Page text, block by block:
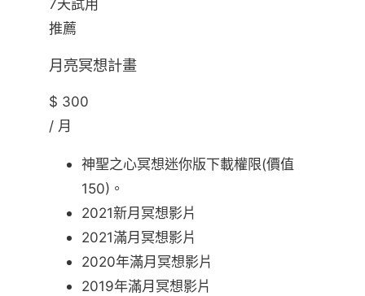
7天試用
推薦
月亮冥想計畫
$ 300
/ 月
神聖之心冥想迷你版下載權限(價值
150)。
2021新月冥想影片
2021滿月冥想影片
2020年滿月冥想影片
2019年滿月冥想影片